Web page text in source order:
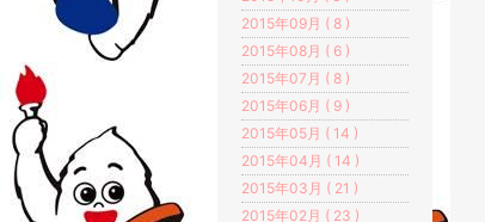
2015年09月 ( 8 )
2015年08月 ( 6 )
2015年07月 ( 8 )
2015年06月 ( 9 )
2015年05月 ( 14 )
2015年04月 ( 14 )
2015年03月 ( 21 )
2015年02月 ( 23 )